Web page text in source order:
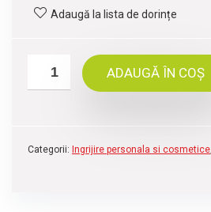
Adaugă la lista de dorințe
ADAUGĂ ÎN COȘ
Categorii: Ingrijire personala si cosmetice,